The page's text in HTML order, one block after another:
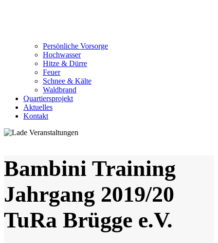
Persönliche Vorsorge
Hochwasser
Hitze & Dürre
Feuer
Schnee & Kälte
Waldbrand
Quartiersprojekt
Aktuelles
Kontakt
Bambini Training
Jahrgang 2019/20
TuRa Brügge e.V.